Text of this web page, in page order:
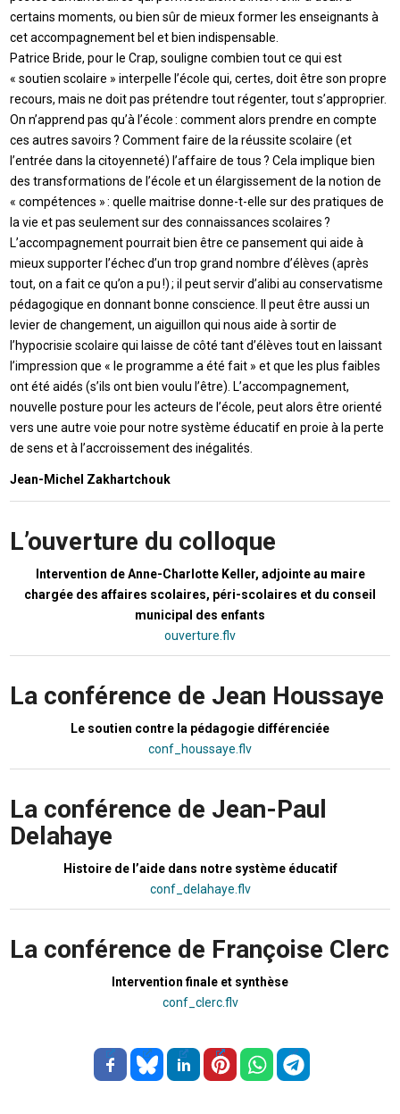
certains moments, ou bien sûr de mieux former les enseignants à
cet accompagnement bel et bien indispensable.
Patrice Bride, pour le Crap, souligne combien tout ce qui est
« soutien scolaire » interpelle l’école qui, certes, doit être son propre
recours, mais ne doit pas prétendre tout régenter, tout s’approprier.
On n’apprend pas qu’à l’école : comment alors prendre en compte
ces autres savoirs ? Comment faire de la réussite scolaire (et
l’entrée dans la citoyenneté) l’affaire de tous ? Cela implique bien
des transformations de l’école et un élargissement de la notion de
« compétences » : quelle maitrise donne-t-elle sur des pratiques de
la vie et pas seulement sur des connaissances scolaires ?
L’accompagnement pourrait bien être ce pansement qui aide à
mieux supporter l’échec d’un trop grand nombre d’élèves (après
tout, on a fait ce qu’on a pu !) ; il peut servir d’alibi au conservatisme
pédagogique en donnant bonne conscience. Il peut être aussi un
levier de changement, un aiguillon qui nous aide à sortir de
l’hypocrisie scolaire qui laisse de côté tant d’élèves tout en laissant
l’impression que « le programme a été fait » et que les plus faibles
ont été aidés (s’ils ont bien voulu l’être). L’accompagnement,
nouvelle posture pour les acteurs de l’école, peut alors être orienté
vers une autre voie pour notre système éducatif en proie à la perte
de sens et à l’accroissement des inégalités.
Jean-Michel Zakhartchouk
L’ouverture du colloque
Intervention de Anne-Charlotte Keller, adjointe au maire
chargée des affaires scolaires, péri-scolaires et du conseil
municipal des enfants
ouverture.flv
La conférence de Jean Houssaye
Le soutien contre la pédagogie différenciée
conf_houssaye.flv
La conférence de Jean-Paul
Delahaye
Histoire de l’aide dans notre système éducatif
conf_delahaye.flv
La conférence de Françoise Clerc
Intervention finale et synthèse
conf_clerc.flv